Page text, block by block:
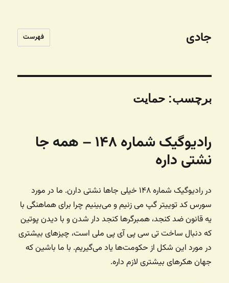
جادی فهرست
برچسب:حمایت
رادیوگیک شماره ۱۴۸ – همه جا
نشتی داره
در رادیوگیک شماره ۱۴۸ خیلی جاها نشتی دارن. ما در مورد
سورس کد توییتر گپ می زنیم و می‌بینیم چرا برای هماهنگی با
یه قانون ضد کنجد، همبرگرها کنجد دار شدن و با دیدن پوتین
که دنبال ساخت تی سی پی آی پی ملی است، چیزهای بیشتری
در مورد این شکل از حکومت‌ها یاد می‌گیریم. با ما باشین که
جهان هکرهای بیشتری لازم داره.